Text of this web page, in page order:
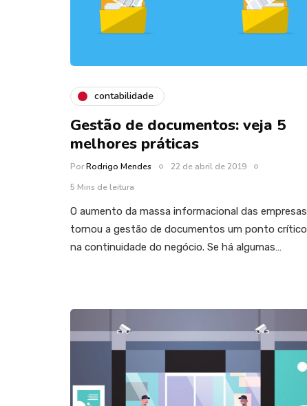
contabilidade
Gestão de documentos: veja 5
melhores práticas
PorRodrigo Mendes
22 de abril de 2019
5 Mins de leitura
O aumento da massa informacional das empresas
tornou a gestão de documentos um ponto crítico
na continuidade do negócio. Se há algumas…